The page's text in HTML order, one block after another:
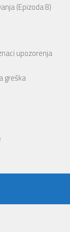
(Epizoda 8)
upozorenja
greška